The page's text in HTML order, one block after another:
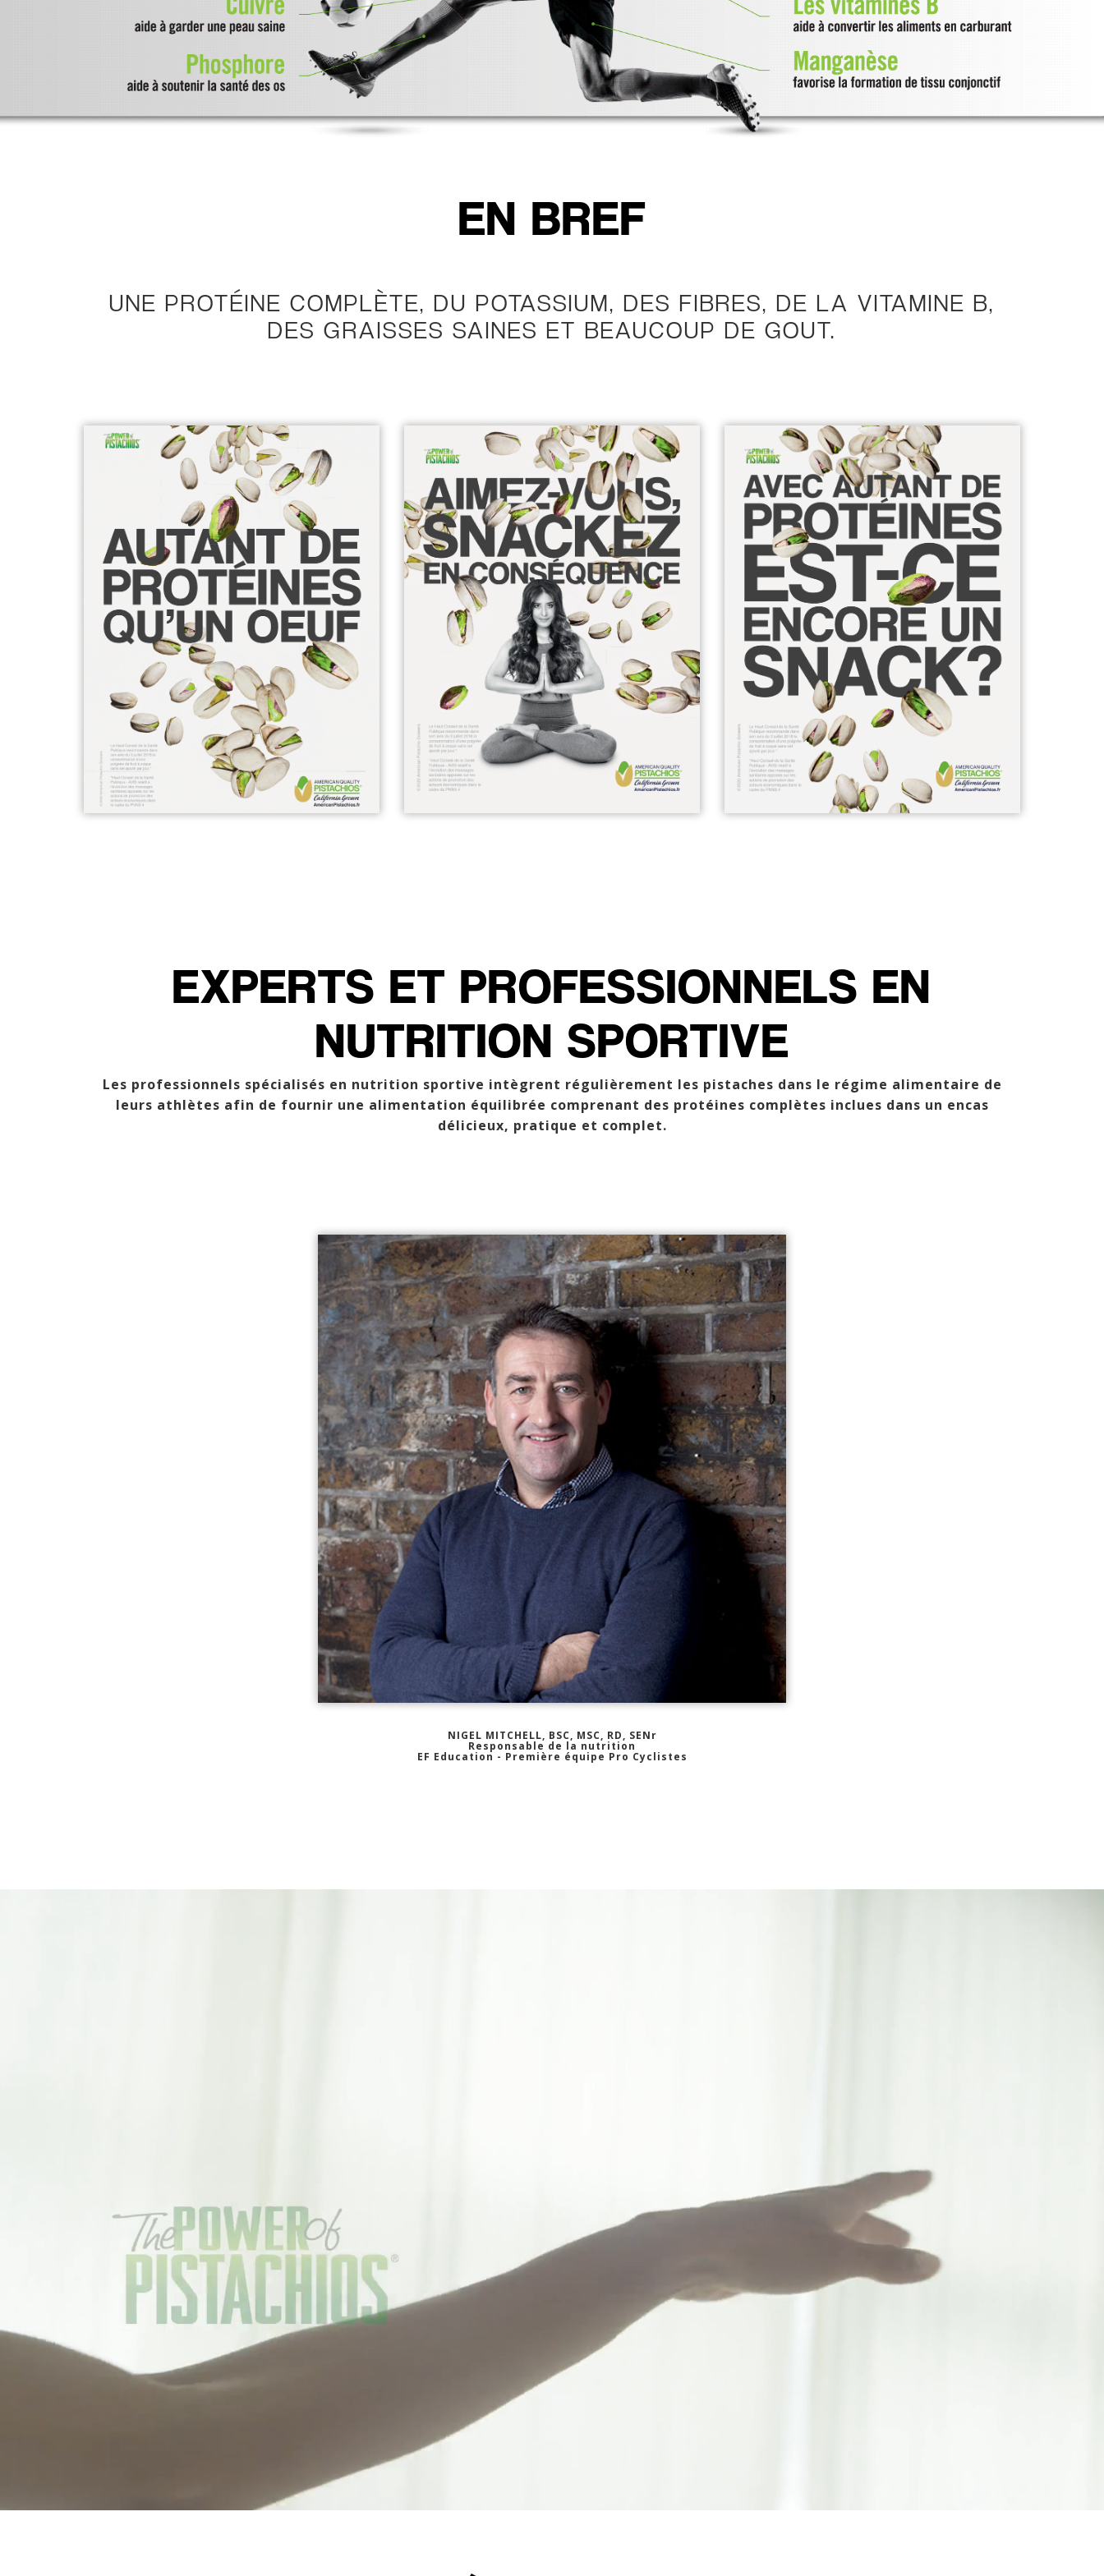
EN BREF
UNE PROTÉINE COMPLÈTE, DU POTASSIUM, DES FIBRES, DE LA VITAMINE B,
DES GRAISSES SAINES ET BEAUCOUP DE GOUT.
EXPERTS ET PROFESSIONNELS EN
NUTRITION SPORTIVE
Les professionnels spécialisés en nutrition sportive intègrent régulièrement les pistaches dans le régime alimentaire de
leurs athlètes afin de fournir une alimentation équilibrée comprenant des protéines complètes inclues dans un encas
délicieux, pratique et complet.
NIGEL MITCHELL, BSC, MSC, RD, SENr
Responsable de la nutrition
EF Education - Première équipe Pro Cyclistes